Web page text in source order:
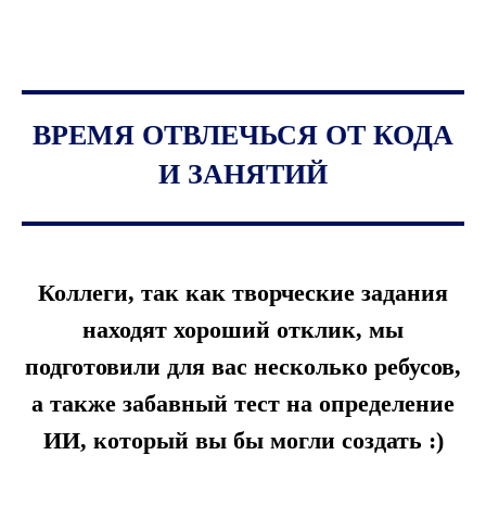
ВРЕМЯ ОТВЛЕЧЬСЯ ОТ КОДА
И ЗАНЯТИЙ
Коллеги, так как творческие задания
находят хороший отклик, мы
подготовили для вас несколько ребусов,
а также забавный тест на определение
ИИ, который вы бы могли создать :)